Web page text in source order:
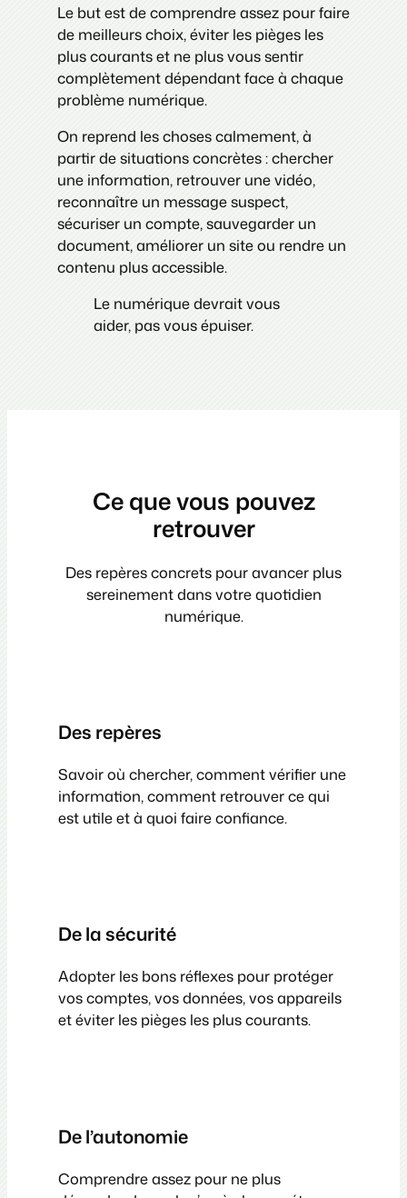
Le but est de comprendre assez pour faire
de meilleurs choix, éviter les pièges les
plus courants et ne plus vous sentir
complètement dépendant face à chaque
problème numérique.
On reprend les choses calmement, à
partir de situations concrètes : chercher
une information, retrouver une vidéo,
reconnaître un message suspect,
sécuriser un compte, sauvegarder un
document, améliorer un site ou rendre un
contenu plus accessible.
Le numérique devrait vous
aider, pas vous épuiser.
Ce que vous pouvez
retrouver
Des repères concrets pour avancer plus
sereinement dans votre quotidien
numérique.
Des repères
Savoir où chercher, comment vérifier une
information, comment retrouver ce qui
est utile et à quoi faire confiance.
De la sécurité
Adopter les bons réflexes pour protéger
vos comptes, vos données, vos appareils
et éviter les pièges les plus courants.
De l’autonomie
Comprendre assez pour ne plus